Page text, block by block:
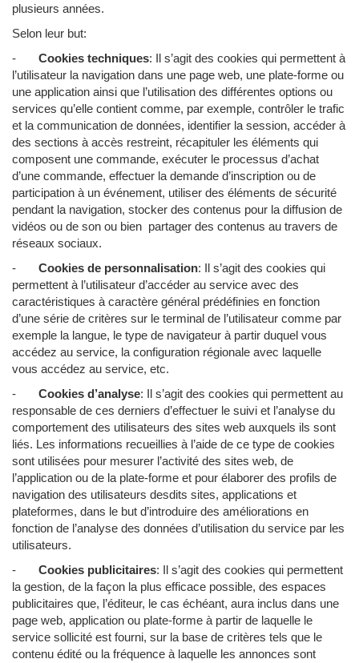
plusieurs années.
Selon leur but:
- Cookies techniques: Il s’agit des cookies qui permettent à
l’utilisateur la navigation dans une page web, une plate-forme ou
une application ainsi que l’utilisation des différentes options ou
services qu’elle contient comme, par exemple, contrôler le trafic
et la communication de données, identifier la session, accéder à
des sections à accès restreint, récapituler les éléments qui
composent une commande, exécuter le processus d’achat
d’une commande, effectuer la demande d’inscription ou de
participation à un événement, utiliser des éléments de sécurité
pendant la navigation, stocker des contenus pour la diffusion de
vidéos ou de son ou bien partager des contenus au travers de
réseaux sociaux.
- Cookies de personnalisation: Il s’agit des cookies qui
permettent à l’utilisateur d’accéder au service avec des
caractéristiques à caractère général prédéfinies en fonction
d’une série de critères sur le terminal de l’utilisateur comme par
exemple la langue, le type de navigateur à partir duquel vous
accédez au service, la configuration régionale avec laquelle
vous accédez au service, etc.
- Cookies d’analyse: Il s’agit des cookies qui permettent au
responsable de ces derniers d’effectuer le suivi et l’analyse du
comportement des utilisateurs des sites web auxquels ils sont
liés. Les informations recueillies à l’aide de ce type de cookies
sont utilisées pour mesurer l’activité des sites web, de
l’application ou de la plate-forme et pour élaborer des profils de
navigation des utilisateurs desdits sites, applications et
plateformes, dans le but d’introduire des améliorations en
fonction de l’analyse des données d’utilisation du service par les
utilisateurs.
- Cookies publicitaires: Il s’agit des cookies qui permettent
la gestion, de la façon la plus efficace possible, des espaces
publicitaires que, l’éditeur, le cas échéant, aura inclus dans une
page web, application ou plate-forme à partir de laquelle le
service sollicité est fourni, sur la base de critères tels que le
contenu édité ou la fréquence à laquelle les annonces sont